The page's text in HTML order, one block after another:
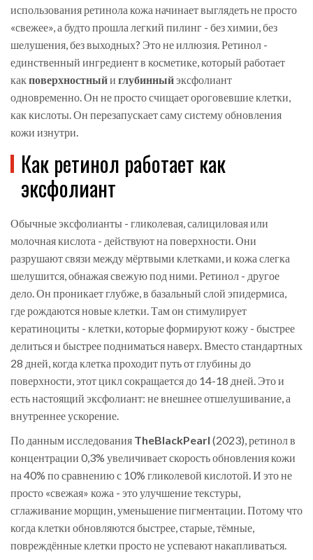
использования ретинола кожа начинает выглядеть не просто
«свежее», а будто прошла легкий пилинг - без химии, без
шелушения, без выходных? Это не иллюзия. Ретинол -
единственный ингредиент в косметике, который работает
какповерхностныйи глубинныйэксфолиант
одновременно. Он не просто счищает ороговевшие клетки,
как кислоты. Он перезапускает саму систему обновления
кожи изнутри.
Как ретинол работает как
эксфолиант
Обычные эксфолианты - гликолевая, салициловая или
молочная кислота - действуют на поверхности. Они
разрушают связи между мёртвыми клетками, и кожа слегка
шелушится, обнажая свежую под ними. Ретинол - другое
дело. Он проникает глубже, в базальный слой эпидермиса,
где рождаются новые клетки. Там он стимулирует
кератиноциты - клетки, которые формируют кожу - быстрее
делиться и быстрее подниматься наверх. Вместо стандартных
28 дней, когда клетка проходит путь от глубины до
поверхности, этот цикл сокращается до 14-18 дней. Это и
есть настоящий эксфолиант: не внешнее отшелушивание, а
внутреннее ускорение.
По данным исследования TheBlackPearl (2023), ретинол в
концентрации 0,3% увеличивает скорость обновления кожи
на 40% по сравнению с 10% гликолевой кислотой. И это не
просто «свежая» кожа - это улучшение текстуры,
сглаживание морщин, уменьшение пигментации. Потому что
когда клетки обновляются быстрее, старые, тёмные,
повреждённые клетки просто не успевают накапливаться.